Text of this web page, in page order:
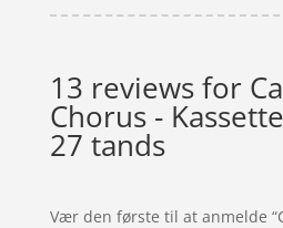
13 reviews for
Chorus -
27 tands
Vær den første til at anmelde